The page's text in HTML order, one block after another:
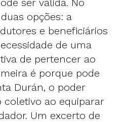
ser válida. No
opções: a
e beneficiários
de uma
de pertencer ao
é porque pode
Durán, o poder
ao equiparar
Um excerto de